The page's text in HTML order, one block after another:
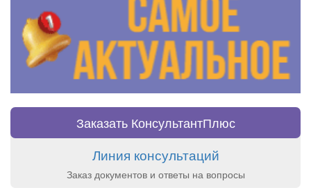
Заказать КонсультантПлюс
Линия консультаций
Заказ документов и ответы на вопросы